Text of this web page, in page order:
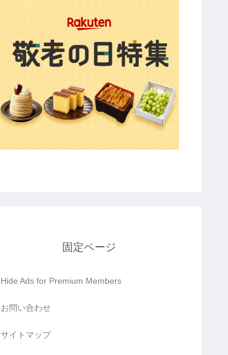
固定ページ
Hide Ads for Premium Members
お問い合わせ
サイトマップ